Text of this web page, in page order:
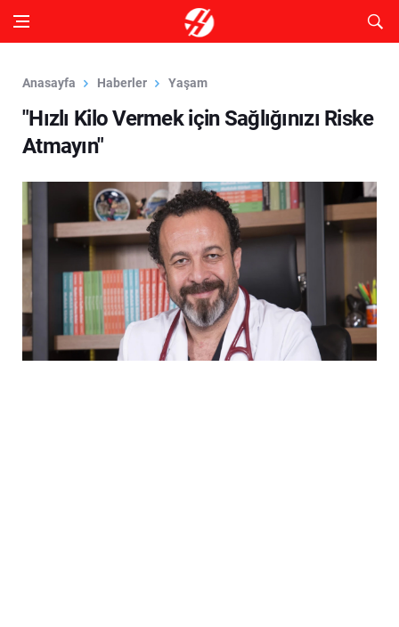
Anasayfa Haberler Yaşam
"Hızlı Kilo Vermek için Sağlığınızı Riske
Atmayın"